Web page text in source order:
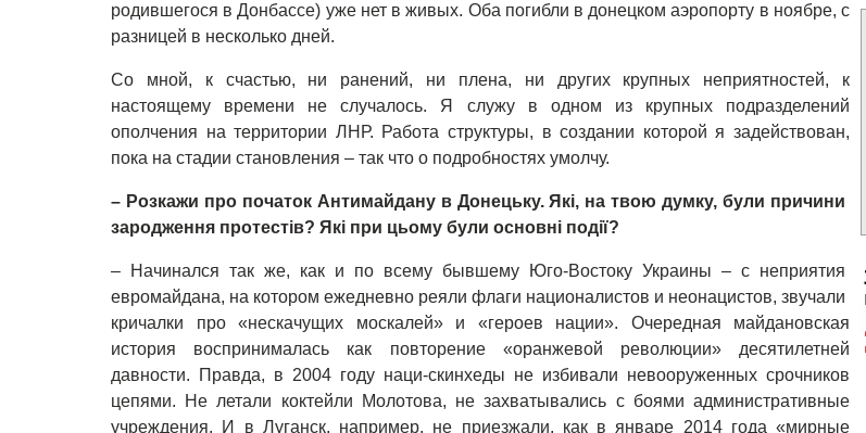
родившегося в Донбассе) уже нет в живых. Оба погибли в донецком аэропорту в ноябре, с
разницей в несколько дней.
Со мной, к счастью, ни ранений, ни плена, ни других крупных неприятностей, к
настоящему времени не случалось. Я служу в одном из крупных подразделений
ополчения на территории ЛНР. Работа структуры, в создании которой я задействован,
пока на стадии становления – так что о подробностях умолчу.
– Розкажи про початок Антимайдану в Донецьку. Які, на твою думку, були причини
зародження протестів? Які при цьому були основні події?
– Начинался так же, как и по всему бывшему Юго-Востоку Украины – с неприятия
евромайдана, на котором ежедневно реяли флаги националистов и неонацистов, звучали
кричалки про «нескачущих москалей» и «героев нации». Очередная майдановская
история воспринималась как повторение «оранжевой революции» десятилетней
давности. Правда, в 2004 году наци-скинхеды не избивали невооруженных срочников
цепями. Не летали коктейли Молотова, не захватывались с боями административные
учреждения. И в Луганск, например, не приезжали, как в январе 2014 года «мирные